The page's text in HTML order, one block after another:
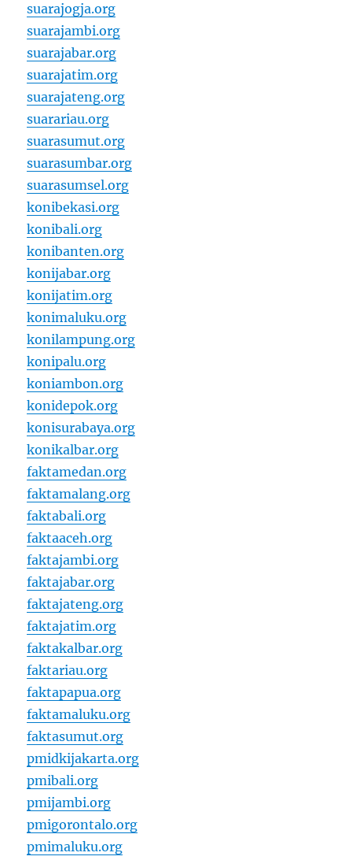
suarajogja.org
suarajambi.org
suarajabar.org
suarajatim.org
suarajateng.org
suarariau.org
suarasumut.org
suarasumbar.org
suarasumsel.org
konibekasi.org
konibali.org
konibanten.org
konijabar.org
konijatim.org
konimaluku.org
konilampung.org
konipalu.org
koniambon.org
konidepok.org
konisurabaya.org
konikalbar.org
faktamedan.org
faktamalang.org
faktabali.org
faktaaceh.org
faktajambi.org
faktajabar.org
faktajateng.org
faktajatim.org
faktakalbar.org
faktariau.org
faktapapua.org
faktamaluku.org
faktasumut.org
pmidkijakarta.org
pmibali.org
pmijambi.org
pmigorontalo.org
pmimaluku.org